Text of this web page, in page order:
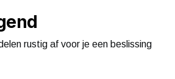
rustig af voor je een beslissing